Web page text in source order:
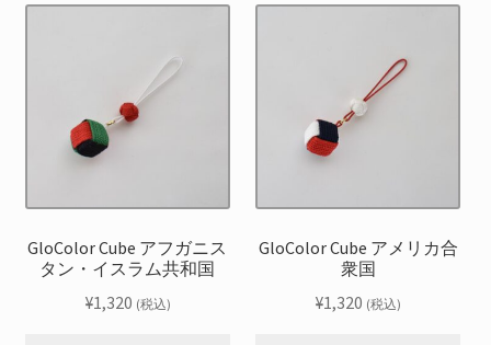
GloColor Cube アフガニス
タン・イスラム共和国
¥1,320 (税込)
GloColor Cube アメリカ合
衆国
¥1,320 (税込)